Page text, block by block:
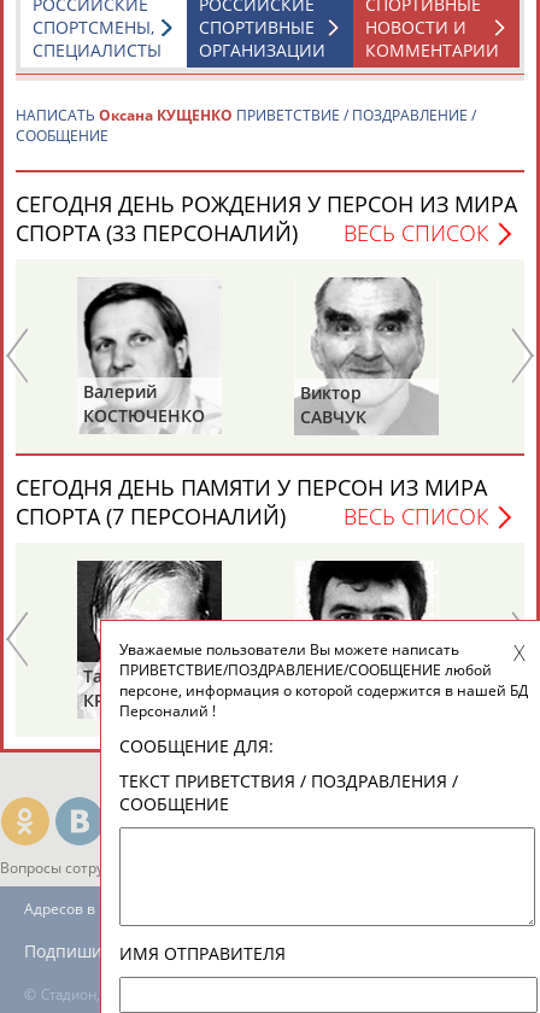
Каримжан
АБДРАХМАНОВ
Аделя
АБДРАХМАНОВА
Андрей
Герман
Рамазан
Тагир
Камиль
Загалав
Камалудин
АБДУЛДАУДОВ
Абдула
АБДУЛЖАЛИЛОВ
Магомед
АБДУЛКАГИРОВ
Назир
АБДУЛЛАЕВ
24 персон из 13181
ЕЩЁ ПЕРСОНЫ
ТАБЛО АКТИВНОСТИ
ЦЕЛИ ПРОЕКТА КОНТАКТЫ
Вопросы сотрудничества и совместной деятельности
© Стадион, 1998-2026
Адресов в новостной рассылке: 997
Подпишись
НОВОСТИ И
КОММЕНТАРИИ
СПОРТИВНЫЕ
ОРГАНИЗАЦИИ
СПОРТСМЕНЫ,
СПЕЦИАЛИСТЫ
НАПИСАТЬ Оксана КУЩЕНКО ПРИВЕТСТВИЕ / ПОЗДРАВЛЕНИЕ /
СООБЩЕНИЕ
СЕГОДНЯ ДЕНЬ РОЖДЕНИЯ У ПЕРСОН ИЗ МИРА
СПОРТА (33 ПЕРСОНАЛИЙ)
ВЕСЬ СПИСОК
Валерий
КОСТЮЧЕНКО
Виктор
САВЧУК
СЕГОДНЯ ДЕНЬ ПАМЯТИ У ПЕРСОН ИЗ МИРА
СПОРТА (7 ПЕРСОНАЛИЙ)
ВЕСЬ СПИСОК
Тамара
КРАВЧЕНКО
(СОСНОВА)
Алексей
МАРЬИН
Уважаемые пользователи Вы можете написать
ПРИВЕТСТВИЕ/ПОЗДРАВЛЕНИЕ/СООБЩЕНИЕ любой
персоне, информация о которой содержится в нашей БД
Персоналий !
СООБЩЕНИЕ ДЛЯ:
ТЕКСТ ПРИВЕТСТВИЯ / ПОЗДРАВЛЕНИЯ /
СООБЩЕНИЕ
ИМЯ ОТПРАВИТЕЛЯ